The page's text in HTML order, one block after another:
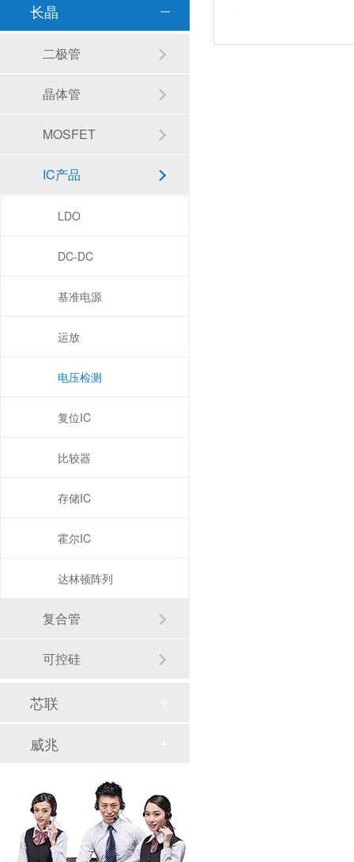
长晶
二极管
晶体管
MOSFET
IC产品
LDO
DC-DC
基准电源
运放
电压检测
复位IC
比较器
存储IC
霍尔IC
达林顿阵列
复合管
可控硅
芯联
威兆